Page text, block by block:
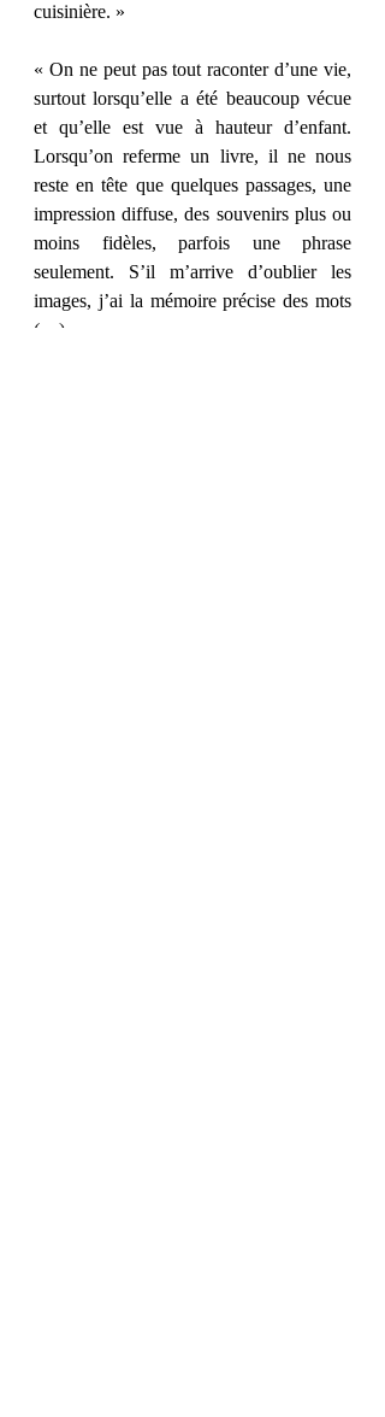
cuisinière. »
« On ne peut pas tout raconter d’une vie,
surtout lorsqu’elle a été beaucoup vécue
et qu’elle est vue à hauteur d’enfant.
Lorsqu’on referme un livre, il ne nous
reste en tête que quelques passages, une
impression diffuse, des souvenirs plus ou
moins fidèles, parfois une phrase
seulement. S’il m’arrive d’oublier les
images, j’ai la mémoire précise des mots
(…) »